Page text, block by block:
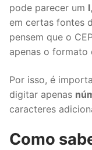
pode parecer um I
em certas fontes
pensem que o
apenas o formato
Por isso, é
digitar apenas
caracteres
Como